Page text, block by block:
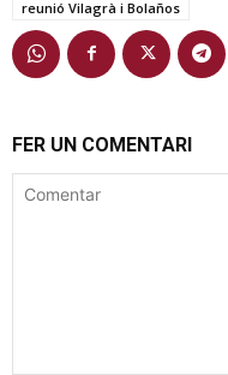
reunió Vilagrà i Bolaños
FER UN COMENTARI